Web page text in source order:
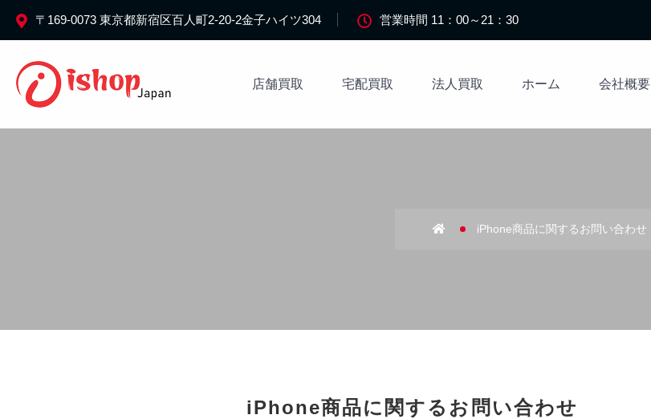
〒169-0073 東京都新宿区百人町2-20-2金子ハイツ304 営業時間 11：00～21：30
店舗買取 宅配買取 法人買取 ホーム 会社概要
iPhone商品に関するお問い合わせ
iPhone商品に関するお問い合わせ